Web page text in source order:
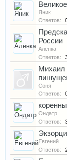
Яник
Ответов:
России
Алёнка
Ответов:
Михаил
Соня
Ответов:
Ондатр
Ответов:
Евгений
Ответов: